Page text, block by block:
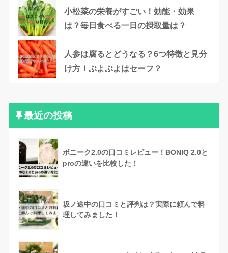
小松菜の栄養がすごい！効能・効果
は？毎日食べる一日の摂取量は？
人参は腐るとどうなる？6つ特徴と見分
け方！ぶよぶよはセーフ？
最近の投稿
ボニーク2.0の口コミレビュー！BONIQ 2.0と
proの違いを比較した！
坂ノ途中の口コミと評判は？実際に頼んで料
理してみました！